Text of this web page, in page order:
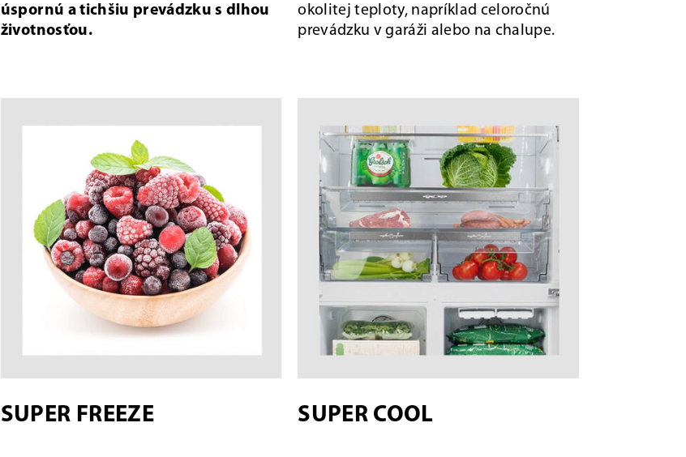
úspornú a tichšiu prevádzku s dlhou
životnosťou.
okolitej teploty, napríklad celoročnú
prevádzku v garáži alebo na chalupe.
SUPER FREEZE SUPER COOL